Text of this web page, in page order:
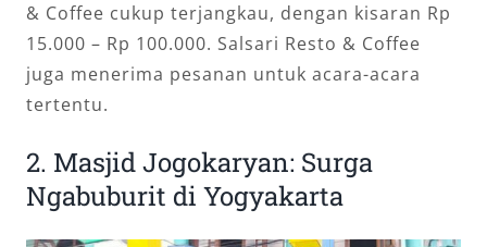
& Coffee cukup terjangkau, dengan kisaran Rp
15.000 – Rp 100.000. Salsari Resto & Coffee
juga menerima pesanan untuk acara-acara
tertentu.
2. Masjid Jogokaryan: Surga
Ngabuburit di Yogyakarta